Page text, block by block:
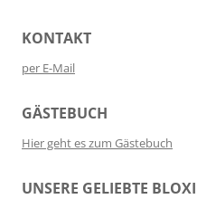
KONTAKT
per E-Mail
GÄSTEBUCH
Hier geht es zum Gästebuch
UNSERE GELIEBTE BLOXI